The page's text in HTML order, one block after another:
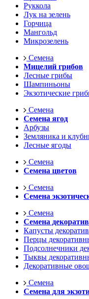
Руккола
Лук на зелень
Горчица
Мангольд
Микрозелень
Семена
Мицелий грибов
Лесные грибы
Шампиньоны
Экзотические
Семена
Семена ягод
Арбузы
Земляника и
Лесные ягоды
Семена
Семена цветов
Семена
Семена
Семена
Семена
Капусты
Перцы
Подсолнечники
Тыквы
Декоративные
Семена
Семена для